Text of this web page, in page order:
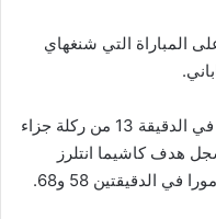
المباراة الثانية، خيم التعادل 2/2 على المباراة التي شنغهاي
وسجل هدفي شنغهاي جيوفاني مورينو في الدقيقة 13 من ركلة جزاء
الدقيقة 28 ، فيما سجل هدف كاشيما انتلرز
الدقيقتين 58 و68.